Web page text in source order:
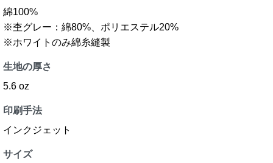
綿100%
※杢グレー：綿80%、ポリエステル20%
※ホワイトのみ綿糸縫製
生地の厚さ
5.6 oz
印刷手法
インクジェット
サイズ